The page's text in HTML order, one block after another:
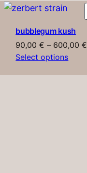
bubblegum kush
90,00€ – 600,00€
Select options